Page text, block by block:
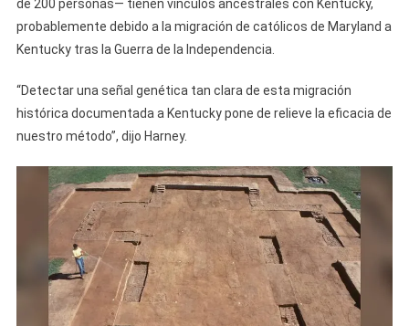
de 200 personas— tienen vínculos ancestrales con Kentucky,
probablemente debido a la migración de católicos de Maryland a
Kentucky tras la Guerra de la Independencia.
“Detectar una señal genética tan clara de esta migración
histórica documentada a Kentucky pone de relieve la eficacia de
nuestro método”, dijo Harney.